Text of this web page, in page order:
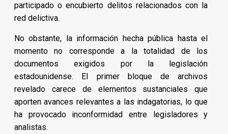
participado o encubierto delitos relacionados con la
red delictiva.
No obstante, la información hecha pública hasta el
momento no corresponde a la totalidad de los
documentos exigidos por la legislación
estadounidense. El primer bloque de archivos
revelado carece de elementos sustanciales que
aporten avances relevantes a las indagatorias, lo que
ha provocado inconformidad entre legisladores y
analistas.